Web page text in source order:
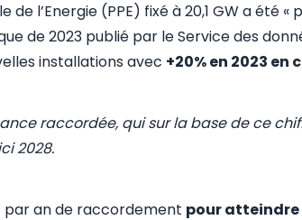
l’Energie (PPE) fixé à 20,1 GW a été
de 2023 publié par le Service des
installations avec +20% en 2023
raccordée, qui sur la base de ce
2028.
par an de raccordement pour atteindre